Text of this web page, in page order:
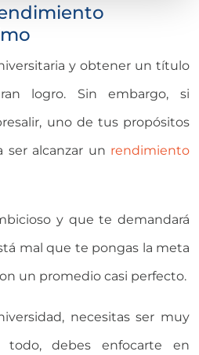
y obtener un título
logro. Sin embargo, si
uno de tus propósitos
ser alcanzar un rendimiento
y que te demandará
mal que te pongas la meta
un promedio casi perfecto.
necesitas ser muy
todo, debes enfocarte en